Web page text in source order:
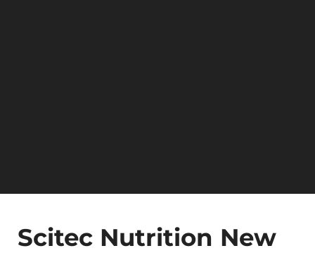
Scitec Nutrition New